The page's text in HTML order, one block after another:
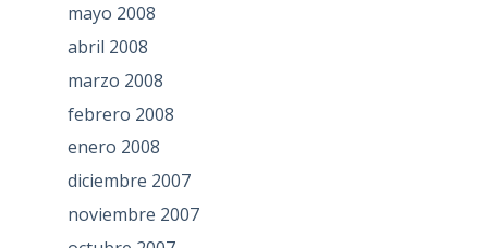
mayo 2008
abril 2008
marzo 2008
febrero 2008
enero 2008
diciembre 2007
noviembre 2007